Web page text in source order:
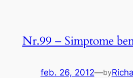
Nr.99 – Simptome
feb. 26, 2012—by